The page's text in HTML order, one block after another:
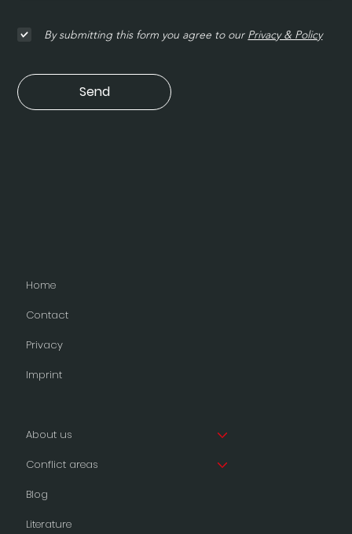
About us
Conflict areas
Home
Contact
Privacy
Imprint
Blog
Literature
Send
By submitting this form you agree to our Privacy & Policy